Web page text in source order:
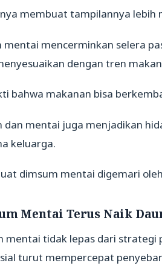
membuat tampilannya
mentai mencerminkan selera
dengan tren
bahwa makanan bisa
dan mentai juga menjadikan
keluarga.
dimsum mentai digemari
Mentai Terus Naik
mentai tidak lepas dari strategi
turut mempercepat